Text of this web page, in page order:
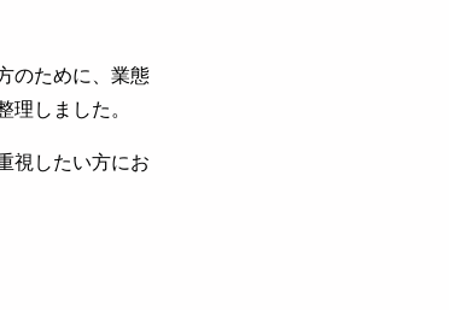
のために、業態
理しました。
視したい方にお